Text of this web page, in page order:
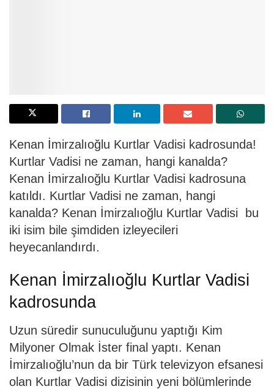
Kenan İmirzalıoğlu Kurtlar Vadisi kadrosunda!
Kurtlar Vadisi ne zaman, hangi kanalda?
Kenan İmirzalıoğlu Kurtlar Vadisi kadrosuna
katıldı. Kurtlar Vadisi ne zaman, hangi
kanalda? Kenan İmirzalıoğlu Kurtlar Vadisi bu
iki isim bile şimdiden izleyecileri
heyecanlandırdı.
Kenan İmirzalıoğlu Kurtlar Vadisi
kadrosunda
Uzun süredir sunuculuğunu yaptığı Kim
Milyoner Olmak İster final yaptı. Kenan
İmirzalıoğlu’nun da bir Türk televizyon efsanesi
olan Kurtlar Vadisi dizisinin yeni bölümlerinde